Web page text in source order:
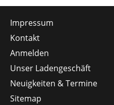
Impressum
Kontakt
Anmelden
Unser Ladengeschäft
Neuigkeiten & Termine
Sitemap